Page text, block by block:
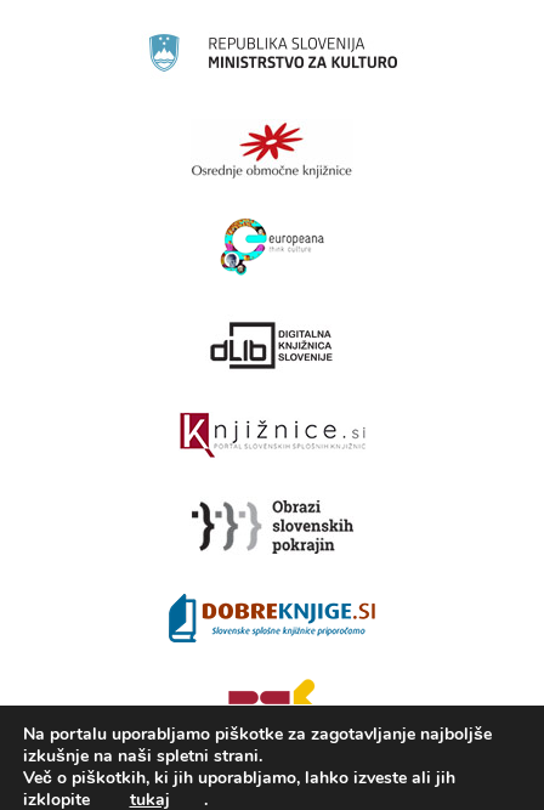
Na portalu uporabljamo piškotke za zagotavljanje najboljše
izkušnje na naši spletni strani.
Več o piškotkih, ki jih uporabljamo, lahko izveste ali jih
izklopite
tukaj .